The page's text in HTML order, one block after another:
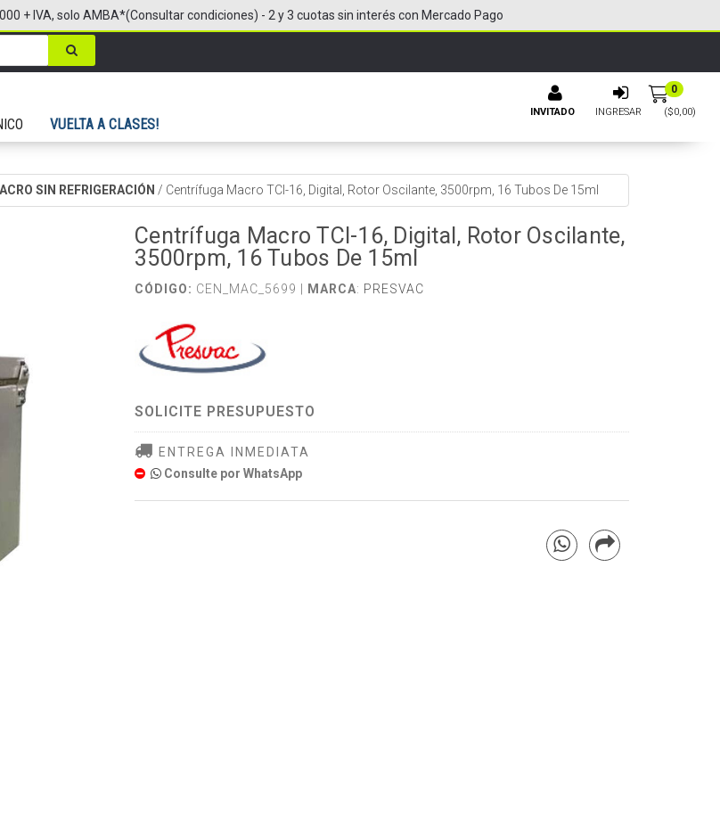
INVITADO INGRESAR
0
($0,00)
VUELTA A CLASES!
+ IVA, solo AMBA*(Consultar condiciones) - 2 y 3 cuotas sin interés con Mercado Pago
SIN REFRIGERACIÓN / Centrífuga Macro TCI-16, Digital, Rotor Oscilante, 3500rpm, 16 Tubos De 15ml
Centrífuga Macro TCI-16, Digital, Rotor Oscilante,
3500rpm, 16 Tubos De 15ml
CÓDIGO: CEN_MAC_5699 | MARCA: PRESVAC
SOLICITE PRESUPUESTO
ENTREGA INMEDIATA
Consulte por WhatsApp